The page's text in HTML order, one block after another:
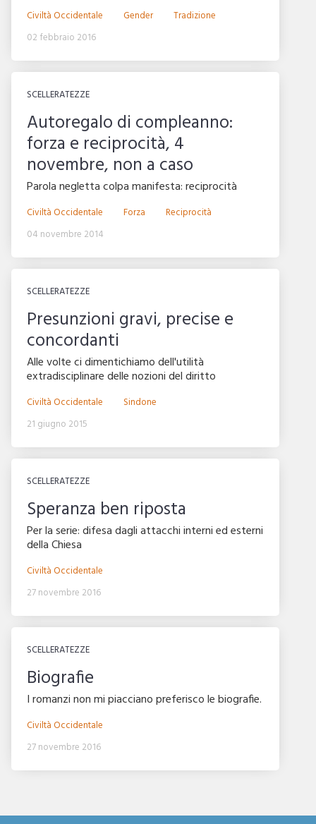
Civiltà Occidentale Gender
Tradizione
02 febbraio 2016
SCELLERATEZZE
Autoregalo di compleanno:
forza e reciprocità, 4
novembre, non a caso
Parola negletta colpa manifesta: reciprocità
Civiltà Occidentale Forza
Reciprocità
04 novembre 2014
SCELLERATEZZE
Presunzioni gravi, precise e
concordanti
Alle volte ci dimentichiamo dell'utilità
extradisciplinare delle nozioni del diritto
Civiltà Occidentale
Sindone
21 giugno 2015
SCELLERATEZZE
Speranza ben riposta
Per la serie: difesa dagli attacchi interni ed esterni
della Chiesa
Civiltà Occidentale
27 novembre 2016
SCELLERATEZZE
Biografie
I romanzi non mi piacciano preferisco le biografie.
Civiltà Occidentale
27 novembre 2016